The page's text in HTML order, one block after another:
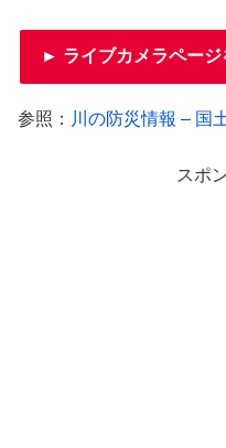
► ライブカメラページ
参照： 川の防災情報 – 国
スポ